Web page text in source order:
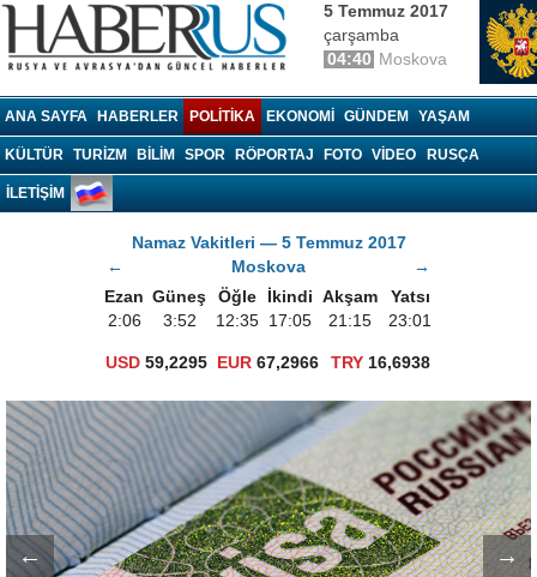
5 Temmuz 2017
çarşamba
04:40 Moskova
ANA SAYFA HABERLER POLITIKA EKONOMI GÜNDEM YAŞAM
KÜLTÜR TURIZM BILIM SPOR RÖPORTAJ FOTO VIDEO RUSÇA
İLETİŞİM
Namaz Vakitleri — 5 Temmuz 2017
←
Moskova
→
Ezan Güneş Öğle İkindi Akşam
Yatsı
2:06
3:52 12:35 17:05 21:15 23:01
USD 59,2295 EUR 67,2966 TRY16,6938
← →